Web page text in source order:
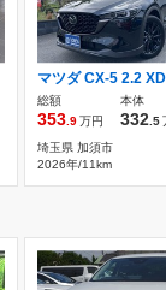
総額
353 .9万円
本体
332 .5
埼玉県 加須市
2026年/11km